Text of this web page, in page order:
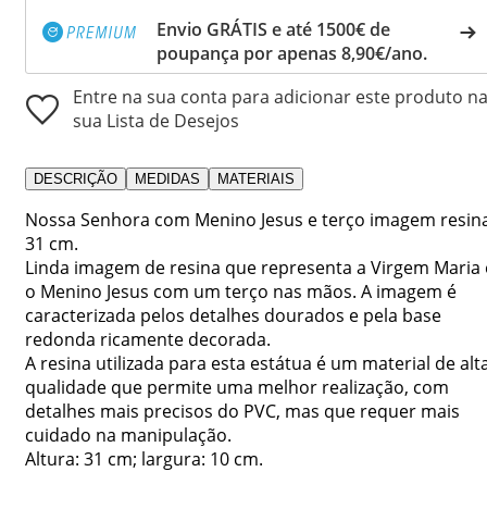
Envio GRÁTIS e até 1500€ de
poupança por apenas 8,90€/ano.
Entre na sua conta para adicionar este produto na
sua Lista de Desejos
DESCRIÇÃO MEDIDAS MATERIAIS
Nossa Senhora com Menino Jesus e terço imagem
31 cm.
Linda imagem de resina que representa a Virgem Maria
o Menino Jesus com um terço nas mãos. A imagem é
caracterizada pelos detalhes dourados e pela base
redonda ricamente decorada.
A resina utilizada para esta estátua é um material de
qualidade que permite uma melhor realização, com
detalhes mais precisos do PVC, mas que requer mais
cuidado na manipulação.
Altura: 31 cm; largura: 10 cm.